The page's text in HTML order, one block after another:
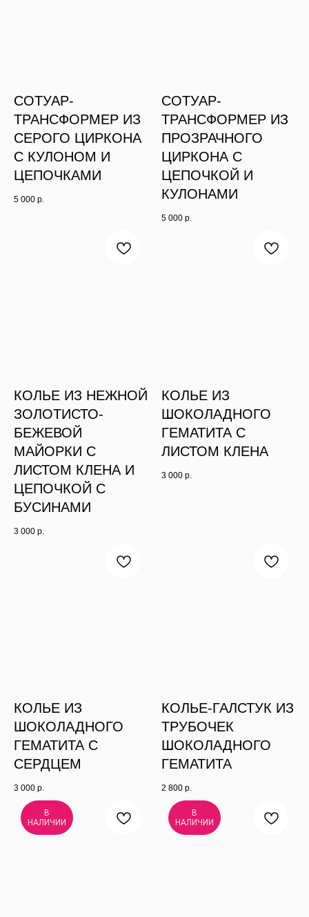
СОТУАР-
ТРАНСФОРМЕР ИЗ
СЕРОГО ЦИРКОНА
С КУЛОНОМ И
ЦЕПОЧКАМИ
5 000 р.
СОТУАР-
ТРАНСФОРМЕР ИЗ
ПРОЗРАЧНОГО
ЦИРКОНА С
ЦЕПОЧКОЙ И
КУЛОНАМИ
5 000 р.
КОЛЬЕ ИЗ НЕЖНОЙ
ЗОЛОТИСТО-
БЕЖЕВОЙ
МАЙОРКИ С
ЛИСТОМ КЛЕНА И
ЦЕПОЧКОЙ С
БУСИНАМИ
3 000 р.
КОЛЬЕ ИЗ
ШОКОЛАДНОГО
ГЕМАТИТА С
ЛИСТОМ КЛЕНА
3 000 р.
КОЛЬЕ ИЗ
ШОКОЛАДНОГО
ГЕМАТИТА С
СЕРДЦЕМ
3 000 р.
КОЛЬЕ-ГАЛСТУК ИЗ
ТРУБОЧЕК
ШОКОЛАДНОГО
ГЕМАТИТА
2 800 р.
В
НАЛИЧИИ
В
НАЛИЧИИ